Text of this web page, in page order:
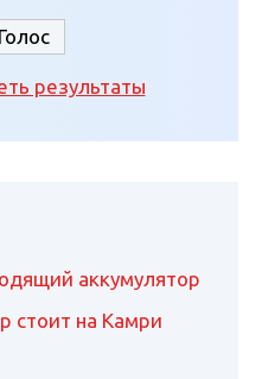
результаты
аккумулятор
стоит на Камри